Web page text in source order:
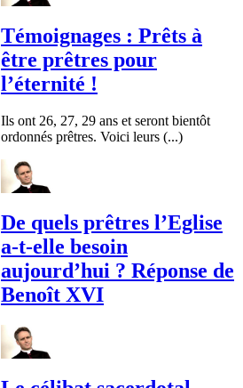
Témoignages : Prêts à
être prêtres pour
l’éternité !
Ils ont 26, 27, 29 ans et seront bientôt
ordonnés prêtres. Voici leurs (...)
De quels prêtres l’Eglise
a-t-elle besoin
aujourd’hui ? Réponse de
Benoît XVI